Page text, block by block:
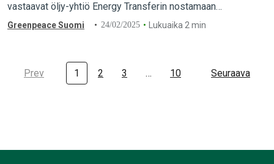
vastaavat öljy-yhtiö Energy Transferin nostamaan
kanteeseen. Sanan- ja kokoontumisvapautta uhkaavassa
Greenpeace Suomi 24/02/2025 Lukuaika 2 min
Prev 1 2 3 … 10 Seuraava